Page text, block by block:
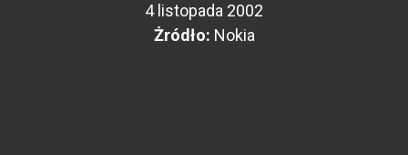
4 listopada 2002
Żródło: Nokia